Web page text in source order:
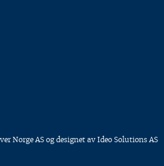
Norge ASog designet av Ideo Solutions AS